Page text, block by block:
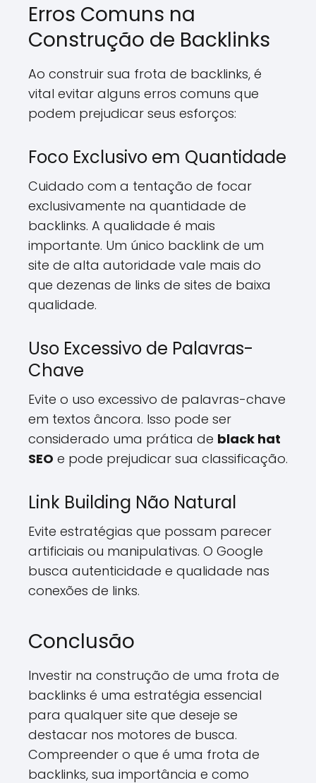
Erros Comuns na
Construção de Backlinks
Ao construir sua frota de backlinks, é
vital evitar alguns erros comuns que
podem prejudicar seus esforços:
Foco Exclusivo em Quantidade
Cuidado com a tentação de focar
exclusivamente na quantidade de
backlinks. A qualidade é mais
importante. Um único backlink de um
site de alta autoridade vale mais do
que dezenas de links de sites de baixa
qualidade.
Uso Excessivo de Palavras-
Chave
Evite o uso excessivo de palavras-chave
em textos âncora. Isso pode ser
considerado uma prática de black hat
SEO e pode prejudicar sua classificação.
Link Building Não Natural
Evite estratégias que possam parecer
artificiais ou manipulativas. O Google
busca autenticidade e qualidade nas
conexões de links.
Conclusão
Investir na construção de uma frota de
backlinks é uma estratégia essencial
para qualquer site que deseje se
destacar nos motores de busca.
Compreender o que é uma frota de
backlinks, sua importância e como